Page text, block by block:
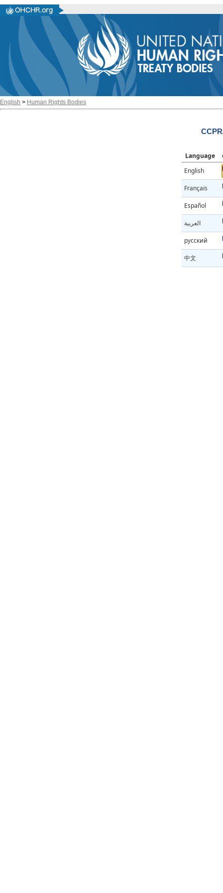
English > Human Rights Bodies
Language
English
Français
Español
العربية
русский
中文